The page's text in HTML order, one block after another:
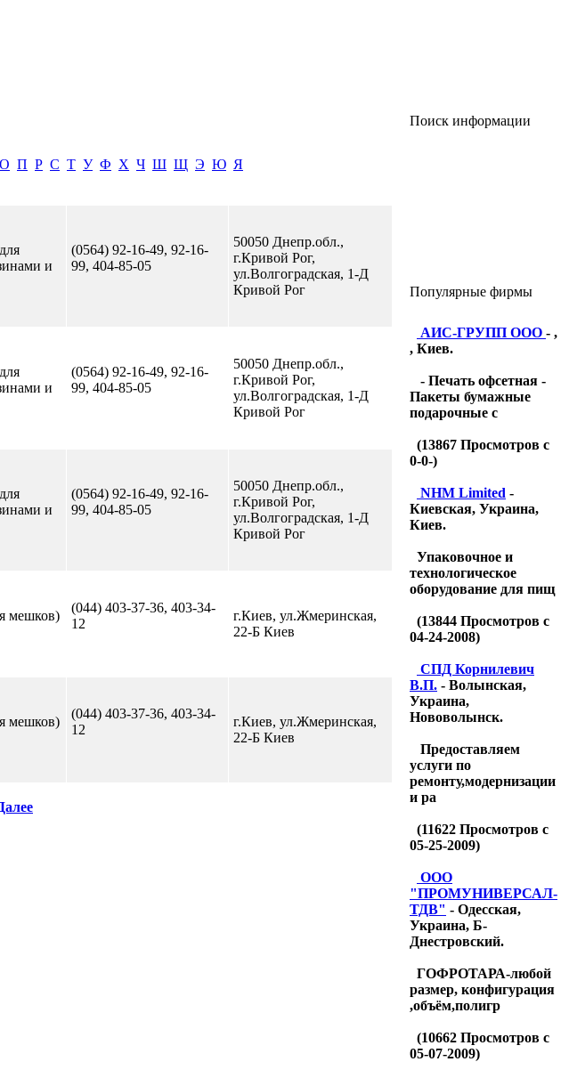
О П Р С Т У Ф Х Ч Ш Щ Э Ю Я
и
(0564) 92-16-49, 92-16-
99, 404-85-05
50050 Днепр.обл.,
г.Кривой Рог,
ул.Волгоградская, 1-Д
Кривой Рог
и
(0564) 92-16-49, 92-16-
99, 404-85-05
50050 Днепр.обл.,
г.Кривой Рог,
ул.Волгоградская, 1-Д
Кривой Рог
и
(0564) 92-16-49, 92-16-
99, 404-85-05
50050 Днепр.обл.,
г.Кривой Рог,
ул.Волгоградская, 1-Д
Кривой Рог
мешков)
(044) 403-37-36, 403-34-
12
г.Киев, ул.Жмеринская,
22-Б Киев
мешков)
(044) 403-37-36, 403-34-
12
г.Киев, ул.Жмеринская,
22-Б Киев
Поиск информации
Популярные фирмы
АИС-ГРУПП ООО - ,
, Киев.
- Печать офсетная -
Пакеты бумажные
подарочные с
(13867 Просмотров с
0-0-)
NHM Limited -
Киевская, Украина,
Киев.
Упаковочное и
технологическое
оборудование для пищ
(13844 Просмотров с
04-24-2008)
CПД Корнилевич
В.П. - Волынская,
Украина,
Нововолынск.
Предоставляем
услуги по
ремонту,модернизации
и ра
(11622 Просмотров с
05-25-2009)
OOO
"ПРОМУНИВЕРСАЛ-
ТДB" - Одесская,
Украина, Б-
Днестровский.
ГОФРОТАРА-любой
размер, конфигурация
,объём,полигр
(10662 Просмотров с
05-07-2009)